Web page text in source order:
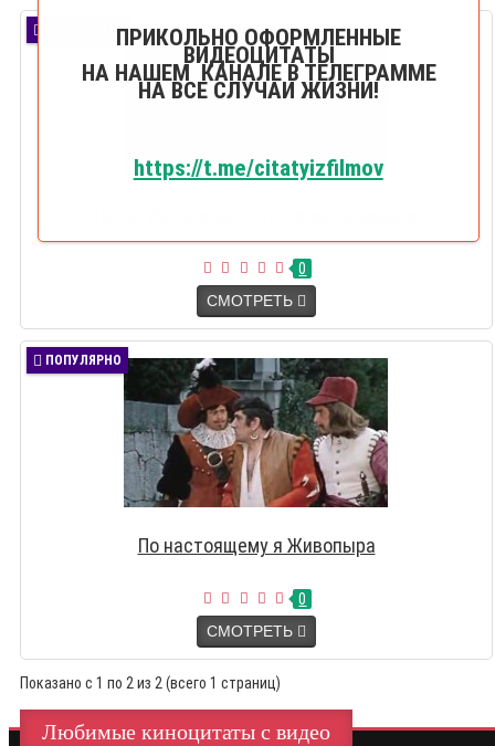
ПОПУЛЯРНО
0
СМОТРЕТЬ
ПОПУЛЯРНО
По настоящему я Живопыра
0
СМОТРЕТЬ
Показано с 1 по 2 из 2 (всего 1 страниц)
Любимые киноцитаты с видео
ПРИКОЛЬНО ОФОРМЛЕННЫЕ
ВИДЕОЦИТАТЫ
НА НАШЕМ КАНАЛЕ В ТЕЛЕГРАММЕ
НА ВСЕ СЛУЧАИ ЖИЗНИ!
https://t.me/citatyizfilmov